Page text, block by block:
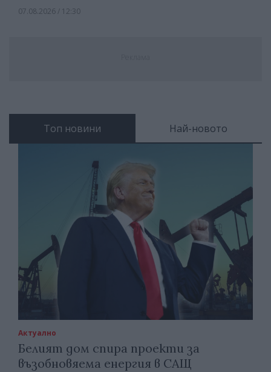
07.08.2026 / 12:30
Топ новини Най-новото
Актуално
Белият дом спира проекти за
възобновяема енергия в САЩ